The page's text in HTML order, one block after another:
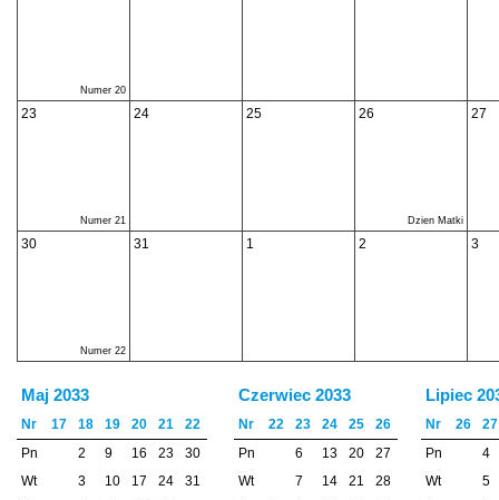
Numer 20
23
Numer 21
24 25 26
Dzien Matki
27
30
Numer 22
31 1 2 3
Maj 2033
Nr 17 18 19 20 21
22
Pn
2 9 16 23
30
Wt
3 10 17 24
31
Czerwiec 2033
Nr 22 23 24 25
26
Pn
6 13 20
27
Wt
7 14 21
28
Lipiec
Nr 26
27
Pn
4
Wt
5